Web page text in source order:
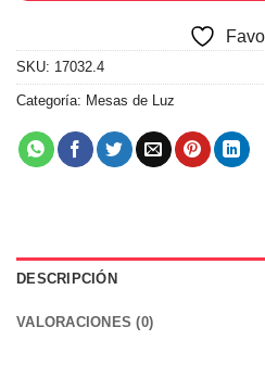
SKU: 17032.4
Categoría: Mesas de Luz
DESCRIPCIÓN
VALORACIONES (0)